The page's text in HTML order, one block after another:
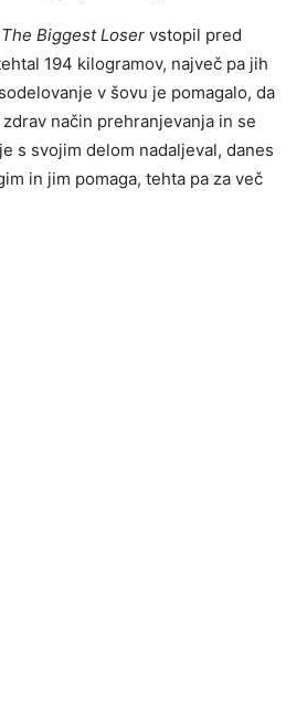
The Biggest Loser vstopil pred
194 kilogramov, največ pa jih
v šovu je pomagalo, da
način prehranjevanja in se
s svojim delom nadaljeval, danes
in jim pomaga, tehta pa za več